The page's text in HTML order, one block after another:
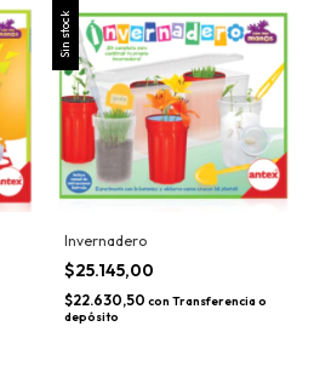
Sin stock
Invernadero
$25.145,00
$22.630,50 con Transferencia o
depósito